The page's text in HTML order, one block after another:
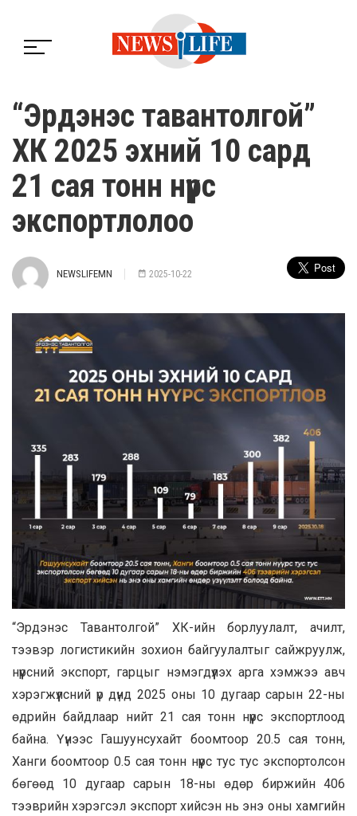
“Эрдэнэс тавантолгой”
ХК 2025 эхний 10 сард
21 сая тонн нүүрс
экспортлолоо
NEWSLIFEMN 2025-10-22
“Эрдэнэс Тавантолгой” ХК-ийн борлуулалт, ачилт,
тээвэр логистикийн зохион байгуулалтыг сайжруулж,
нүүрсний экспорт, гарцыг нэмэгдүүлэх арга хэмжээ авч
хэрэгжүүлсний үр дүнд 2025 оны 10 дугаар сарын 22-ны
өдрийн байдлаар нийт 21 сая тонн нүүрс экспортлоод
байна. Үүнээс Гашуунсухайт боомтоор 20.5 сая тонн,
Ханги боомтоор 0.5 сая тонн нүүрс тус тус экспортолсон
бөгөөд 10 дугаар сарын 18-ны өдөр биржийн 406
тээврийн хэрэгсэл экспорт хийсэн нь энэ оны хамгийн